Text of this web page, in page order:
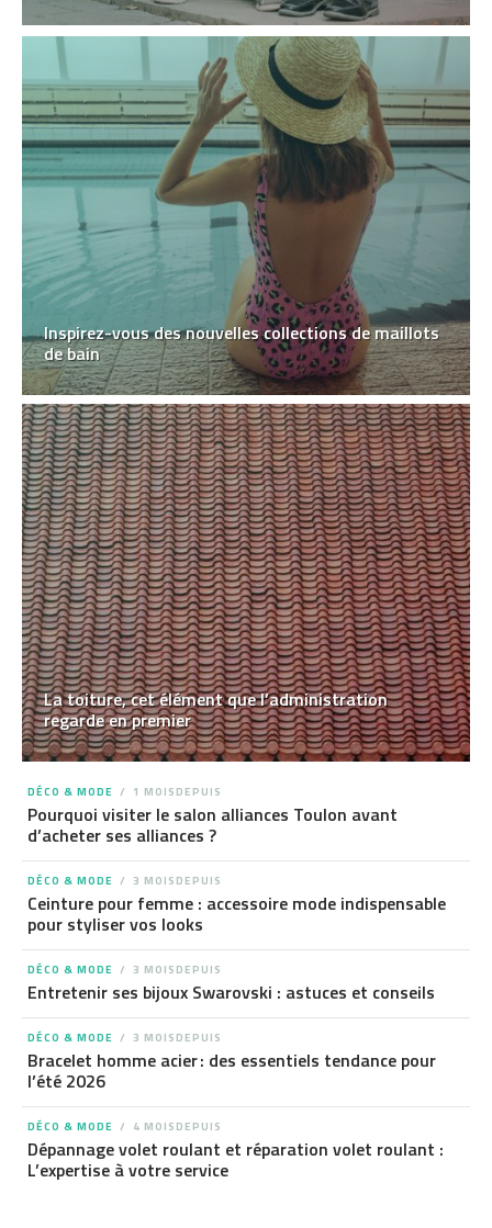
Inspirez-vous des nouvelles collections de maillots
de bain
La toiture, cet élément que l’administration
regarde en premier
DÉCO & MODE 1 MOISDEPUIS
Pourquoi visiter le salon alliances Toulon avant
d’acheter ses alliances ?
DÉCO & MODE 3 MOISDEPUIS
Ceinture pour femme : accessoire mode indispensable
pour styliser vos looks
DÉCO & MODE 3 MOISDEPUIS
Entretenir ses bijoux Swarovski : astuces et conseils
DÉCO & MODE 3 MOISDEPUIS
Bracelet homme acier : des essentiels tendance pour
l’été 2026
DÉCO & MODE 4 MOISDEPUIS
Dépannage volet roulant et réparation volet roulant :
L’expertise à votre service